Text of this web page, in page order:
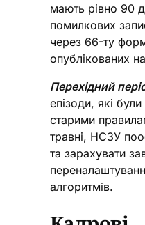
мають рівно 90
помилкових
через 66-ту
опублікованих
Перехідний
епізоди, які були
старими
травні, НСЗУ
та зарахувати
алгоритмів.